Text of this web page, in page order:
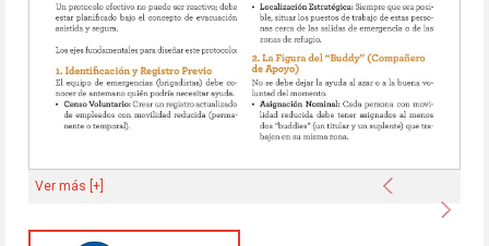
Anterior
Ver más [+]